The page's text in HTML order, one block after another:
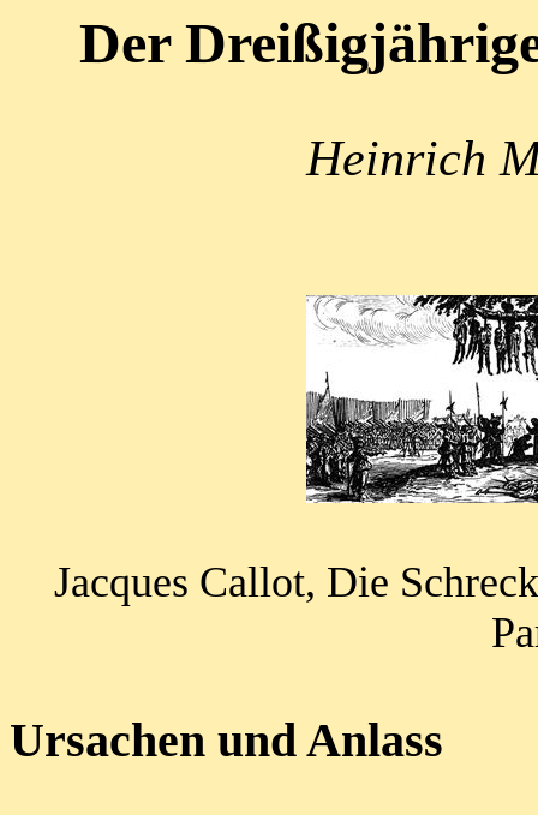
Der
Heinrich
Jacques Callot, Die
Ursachen und Anlass